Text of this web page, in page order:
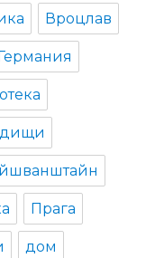
Вроцлав
Прага
дом